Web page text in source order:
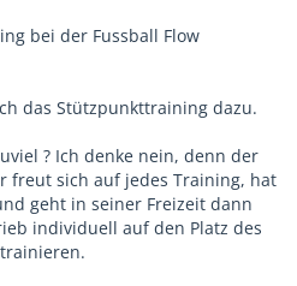
bei der Fussball Flow
das Stützpunkttraining dazu.
? Ich denke nein, denn der
freut sich auf jedes Training, hat
geht in seiner Freizeit dann
individuell auf den Platz des